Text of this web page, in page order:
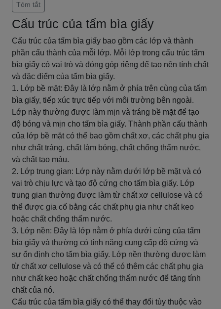
Tóm tắt
Cấu trúc của tấm bìa giấy
Cấu trúc của tấm bìa giấy bao gồm các lớp và thành
phần cấu thành của mỗi lớp. Mỗi lớp trong cấu trúc tấm
bìa giấy có vai trò và đóng góp riêng để tạo nên tính chất
và đặc điểm của tấm bìa giấy.
1. Lớp bề mặt: Đây là lớp nằm ở phía trên cùng của tấm
bìa giấy, tiếp xúc trực tiếp với môi trường bên ngoài.
Lớp này thường được làm mịn và tráng bề mặt để tạo
độ bóng và mịn cho tấm bìa giấy. Thành phần cấu thành
của lớp bề mặt có thể bao gồm chất xơ, các chất phụ gia
như chất tráng, chất làm bóng, chất chống thấm nước,
và chất tạo màu.
2. Lớp trung gian: Lớp này nằm dưới lớp bề mặt và có
vai trò chịu lực và tạo độ cứng cho tấm bìa giấy. Lớp
trung gian thường được làm từ chất xơ cellulose và có
thể được gia cố bằng các chất phụ gia như chất keo
hoặc chất chống thấm nước.
3. Lớp nền: Đây là lớp nằm ở phía dưới cùng của tấm
bìa giấy và thường có tính năng cung cấp độ cứng và
sự ổn định cho tấm bìa giấy. Lớp nền thường được làm
từ chất xơ cellulose và có thể có thêm các chất phụ gia
như chất keo hoặc chất chống thấm nước để tăng tính
chất của nó.
Cấu trúc của tấm bìa giấy có thể thay đổi tùy thuộc vào